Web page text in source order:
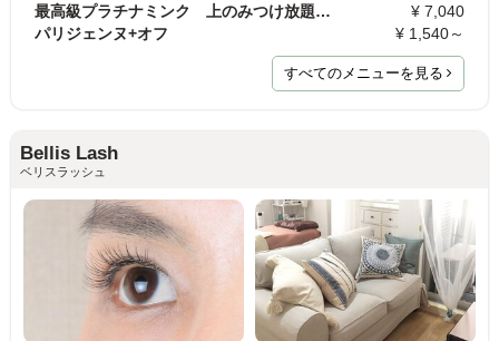
最高級プラチナミンク 上のみつけ放題 ※付け替えの…
¥ 7,040
パリジェンヌ+オフ
¥ 1,540～
すべてのメニューを見る
Bellis Lash
ベリスラッシュ